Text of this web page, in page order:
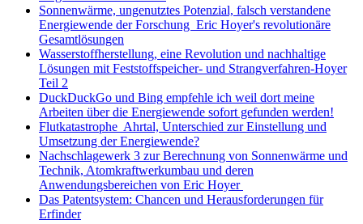
Sonnenwärme, ungenutztes Potenzial, falsch verstandene
Energiewende der Forschung Eric Hoyer's revolutionäre
Gesamtlösungen
Wasserstoffherstellung, eine Revolution und nachhaltige
Lösungen mit Feststoffspeicher- und Strangverfahren-Hoyer
Teil 2
DuckDuckGo und Bing empfehle ich weil dort meine
Arbeiten über die Energiewende sofort gefunden werden!
Flutkatastrophe Ahrtal, Unterschied zur Einstellung und
Umsetzung der Energiewende?
Nachschlagewerk 3 zur Berechnung von Sonnenwärme und
Technik, Atomkraftwerkumbau und deren
Anwendungsbereichen von Eric Hoyer
Das Patentsystem: Chancen und Herausforderungen für
Erfinder